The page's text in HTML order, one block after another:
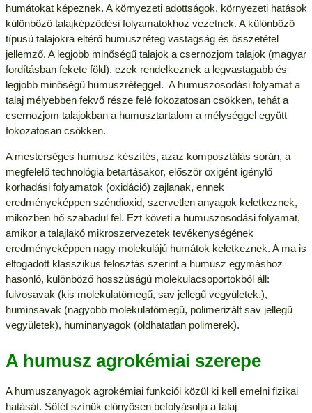
humátokat képeznek. A környezeti adottságok, környezeti hatások
különböző talajképződési folyamatokhoz vezetnek. A különböző
típusú talajokra eltérő humuszréteg vastagság és összetétel
jellemző. A legjobb minőségű talajok a csernozjom talajok (magyar
fordításban fekete föld). ezek rendelkeznek a legvastagabb és
legjobb minőségű humuszréteggel. A humuszosodási folyamat a
talaj mélyebben fekvő része felé fokozatosan csökken, tehát a
csernozjom talajokban a humusztartalom a mélységgel együtt
fokozatosan csökken.
A mesterséges humusz készítés, azaz komposztálás során, a
megfelelő technológia betartásakor, először oxigént igénylő
korhadási folyamatok (oxidáció) zajlanak, ennek
eredményeképpen széndioxid, szervetlen anyagok keletkeznek,
miközben hő szabadul fel. Ezt követi a humuszosodási folyamat,
amikor a talajlakó mikroszervezetek tevékenységének
eredményeképpen nagy molekulájú humátok keletkeznek. A ma is
elfogadott klasszikus felosztás szerint a humusz egymáshoz
hasonló, különböző hosszúságú molekulacsoportokból áll:
fulvosavak (kis molekulatömegű, sav jellegű vegyületek.),
huminsavak (nagyobb molekulatömegű, polimerizált sav jellegű
vegyületek), huminanyagok (oldhatatlan polimerek).
A humusz agrokémiai szerepe
A humuszanyagok agrokémiai funkciói közül ki kell emelni fizikai
hatását. Sötét színük előnyösen befolyásolja a talaj